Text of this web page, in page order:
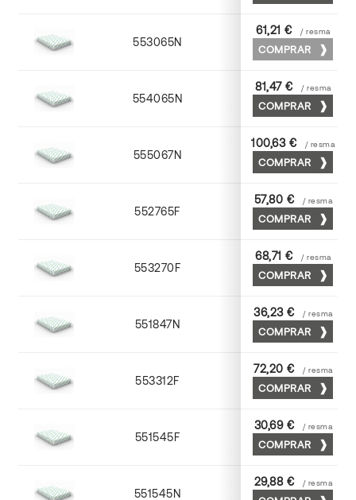
553065N 65 x 90
61,21 € / resma
COMPRAR
554065N 65 x 90
81,47 € / resma
COMPRAR
555067N 65 x 90
100,63 € / resma
COMPRAR
552765F 65 x 90
57,80 € / resma
COMPRAR
553270F 70 x 100
68,71 € / resma
COMPRAR
551847N 45 x 64
36,23 € / resma
COMPRAR
553312F 72 x 102
72,20 € / resma
COMPRAR
551545F 45 x 64
30,69 € / resma
COMPRAR
551545N 45 x 64
29,88 € / resma